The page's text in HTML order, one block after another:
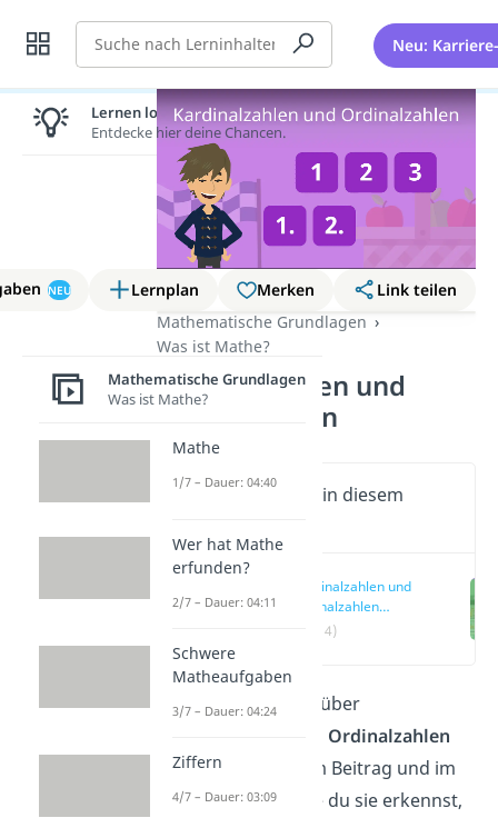
Suche Neu:
NEU Lernplan Merken
Link teilen
Mathematische Grundlagen
Was ist Mathe?
Kardinalzahlen und
Ordinalzahlen
Wichtige Inhalte in diesem
Kardinalzahlen und
Ordinalzahlen
einfach erklärt
(00:14)
Du möchtest mehr über
Kardinalzahlen und Ordinalzahlen
erfahren? In diesem Beitrag und im
Video lernst du, wie du sie erkennst,
Lernen lohnt sich!
Entdecke hier deine Chancen.
Mathematische Grundlagen
Was ist Mathe?
Mathe
1/7 – Dauer: 04:40
Wer hat Mathe
erfunden?
2/7 – Dauer: 04:11
Schwere
Matheaufgaben
3/7 – Dauer: 04:24
Ziffern
4/7 – Dauer: 03:09